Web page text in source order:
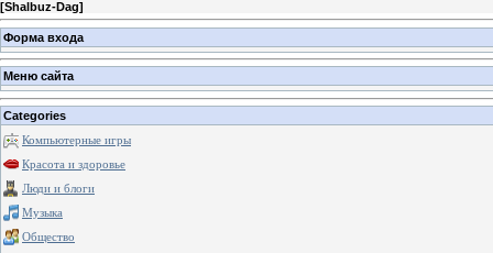
[Shalbuz-Dag]
Форма входа
Меню сайта
Categories
Компьютерные игры
Красота и здоровье
Люди и блоги
Музыка
Общество